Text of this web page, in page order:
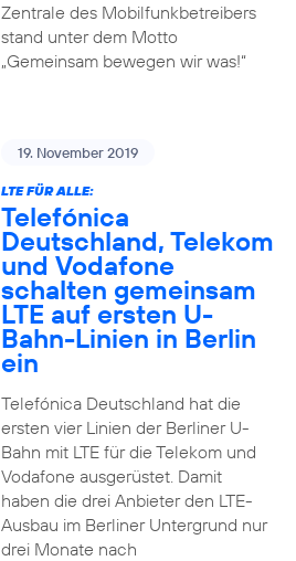
Zentrale des Mobilfunkbetreibers
stand unter dem Motto
„Gemeinsam bewegen wir was!“
19. November 2019
LTE FÜR ALLE:
Telefónica
Deutschland, Telekom
und Vodafone
schalten gemeinsam
LTE auf ersten U-
Bahn-Linien in Berlin
ein
Telefónica Deutschland hat die
ersten vier Linien der Berliner U-
Bahn mit LTE für die Telekom und
Vodafone ausgerüstet. Damit
haben die drei Anbieter den LTE-
Ausbau im Berliner Untergrund nur
drei Monate nach